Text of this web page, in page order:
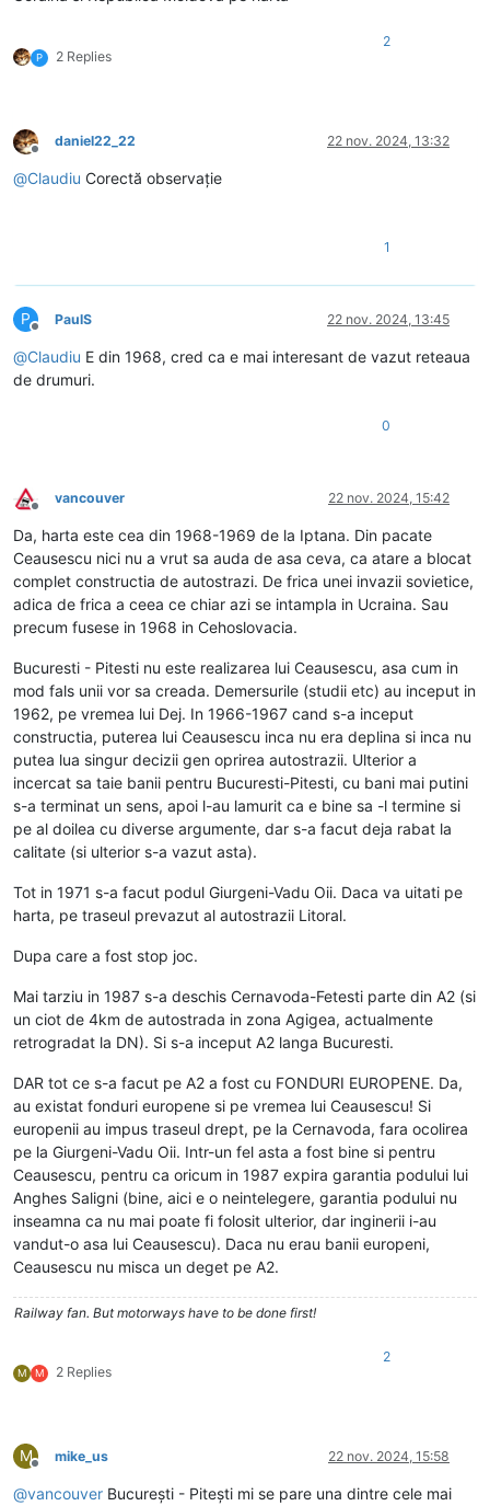
P 2 Replies
2
Deconectat
daniel22_22 22 nov. 2024, 13:32
@Claudiu Corectă observație
1
P
Deconectat
PaulS 22 nov. 2024, 13:45
@Claudiu E din 1968, cred ca e mai interesant de vazut reteaua
de drumuri.
0
Deconectat
vancouver 22 nov. 2024, 15:42
Da, harta este cea din 1968-1969 de la Iptana. Din pacate
Ceausescu nici nu a vrut sa auda de asa ceva, ca atare a blocat
complet constructia de autostrazi. De frica unei invazii sovietice,
adica de frica a ceea ce chiar azi se intampla in Ucraina. Sau
precum fusese in 1968 in Cehoslovacia.
Bucuresti - Pitesti nu este realizarea lui Ceausescu, asa cum in
mod fals unii vor sa creada. Demersurile (studii etc) au inceput in
1962, pe vremea lui Dej. In 1966-1967 cand s-a inceput
constructia, puterea lui Ceausescu inca nu era deplina si inca nu
putea lua singur decizii gen oprirea autostrazii. Ulterior a
incercat sa taie banii pentru Bucuresti-Pitesti, cu bani mai putini
s-a terminat un sens, apoi l-au lamurit ca e bine sa -l termine si
pe al doilea cu diverse argumente, dar s-a facut deja rabat la
calitate (si ulterior s-a vazut asta).
Tot in 1971 s-a facut podul Giurgeni-Vadu Oii. Daca va uitati pe
harta, pe traseul prevazut al autostrazii Litoral.
Dupa care a fost stop joc.
Mai tarziu in 1987 s-a deschis Cernavoda-Fetesti parte din A2 (si
un ciot de 4km de autostrada in zona Agigea, actualmente
retrogradat la DN). Si s-a inceput A2 langa Bucuresti.
DAR tot ce s-a facut pe A2 a fost cu FONDURI EUROPENE. Da,
au existat fonduri europene si pe vremea lui Ceausescu! Si
europenii au impus traseul drept, pe la Cernavoda, fara ocolirea
pe la Giurgeni-Vadu Oii. Intr-un fel asta a fost bine si pentru
Ceausescu, pentru ca oricum in 1987 expira garantia podului lui
Anghes Saligni (bine, aici e o neintelegere, garantia podului nu
inseamna ca nu mai poate fi folosit ulterior, dar inginerii i-au
vandut-o asa lui Ceausescu). Daca nu erau banii europeni,
Ceausescu nu misca un deget pe A2.
Railway fan. But motorways have to be done first!
M M 2 Replies
2
M
Deconectat
mike_us 22 nov. 2024, 15:58
@vancouver București - Pitești mi se pare una dintre cele mai